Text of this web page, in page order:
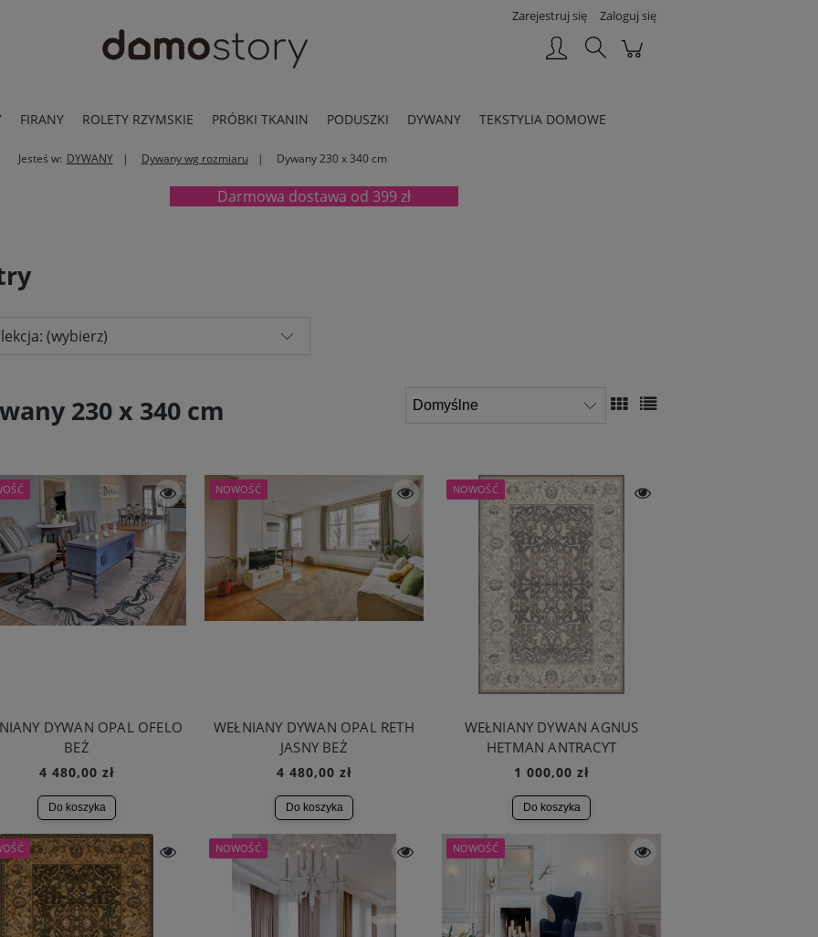
Zarejestruj się Zaloguj się
FIRANY ROLETY RZYMSKIE PRÓBKI TKANIN PODUSZKI DYWANY TEKSTYLIA DOMOWE
Jesteś w: DYWANY Dywany wg rozmiaru Dywany 230 x 340 cm
Darmowa dostawa od 399 zł
(wybierz)
230 x 340 cm
DYWAN OPAL OFELO
BEŻ
4 480,00 zł
Do koszyka
WEŁNIANY DYWAN OPAL RETH
JASNY BEŻ
4 480,00 zł
Do koszyka
NOWOŚĆ
WEŁNIANY DYWAN AGNUS
HETMAN ANTRACYT
1 000,00 zł
Do koszyka
NOWOŚĆ
NOWOŚĆ NOWOŚĆ